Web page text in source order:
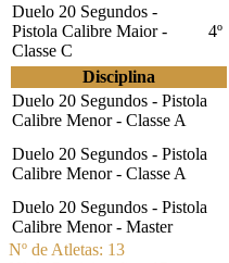
Duelo 20 Segundos -
Pistola Calibre Maior -
Classe C
4º
Disciplina
Duelo 20 Segundos - Pistola
Calibre Menor - Classe A
Duelo 20 Segundos - Pistola
Calibre Menor - Classe A
Duelo 20 Segundos - Pistola
Calibre Menor - Master
Nº de Atletas: 13